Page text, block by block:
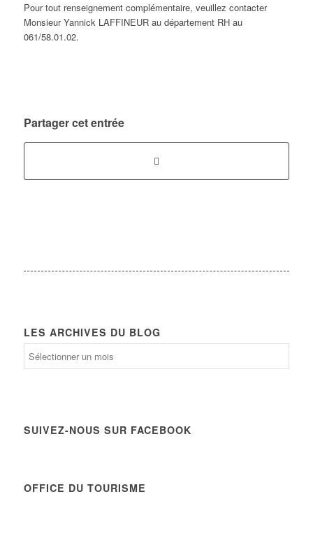
Pour tout renseignement complémentaire, veuillez contacter
Monsieur Yannick LAFFINEUR au département RH au
061/58.01.02.
Partager cet entrée
LES ARCHIVES DU BLOG
SUIVEZ-NOUS SUR FACEBOOK
OFFICE DU TOURISME